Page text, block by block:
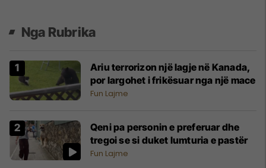
Nga Rubrika
Ariu terrorizon një lagje në Kanada,
por largohet i frikësuar nga një mace
Fun Lajme
Qeni pa personin e preferuar dhe
tregoi se si duket lumturia e pastër
Fun Lajme